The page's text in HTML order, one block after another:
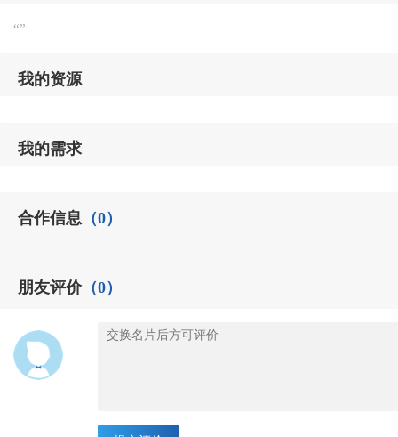
“”
我的资源
我的需求
合作信息 （0）
朋友评价（0）